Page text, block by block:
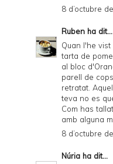
8 d’octubre
Ruben ha dit...
Quan l'he
tarta de
al bloc d'
parell de
retratat.
teva no es
Com has
amb alguna
8 d’octubre
Núria ha dit...